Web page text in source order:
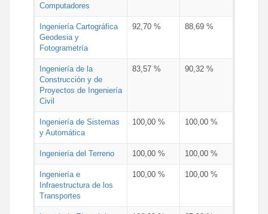
Computadores
Ingeniería Cartográfica
Geodesia y
Fotogrametría
92,70 % 88,69 %
Ingeniería de la
Construcción y de
Proyectos de Ingeniería
Civil
83,57 % 90,32 %
Ingeniería de Sistemas
y Automática
100,00 % 100,00 %
Ingeniería del Terreno 100,00 % 100,00 %
Ingeniería e
Infraestructura de los
Transportes
100,00 % 100,00 %